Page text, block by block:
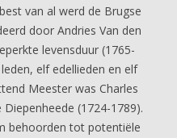
van al werd de Brugse
door Andries Van den
levensduur (1765-
elf edellieden en elf
Meester was Charles
(1724-1789).
behoorden tot potentiële